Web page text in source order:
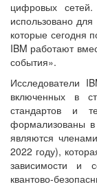
цифровых
использовано
которые сегодня
IBM работают
события».
Исследователи
включенных в
стандартов и
формализованы
являются
2022 году),
зависимости и
квантово-